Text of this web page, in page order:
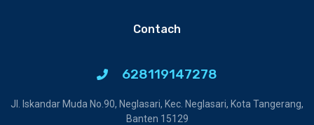
Contach
628119147278
Jl. Iskandar Muda No.90, Neglasari, Kec. Neglasari, Kota Tangerang,
Banten 15129